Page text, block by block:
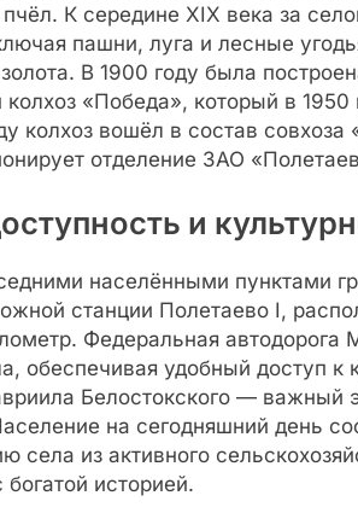
пчёл. К середине XIX века за
пашни, луга и лесные
В 1900 году была
колхоз «Победа», который в
колхоз вошёл в состав совхоза
отделение ЗАО
и
населёнными пунктами
станции Полетаево I,
Федеральная автодорога
обеспечивая удобный доступ
Белостокского — важный
на сегодняшний день
села из активного
историей.